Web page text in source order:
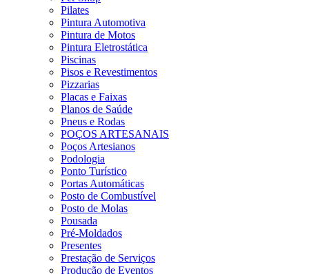
Pilates
Pintura Automotiva
Pintura de Motos
Pintura Eletrostática
Piscinas
Pisos e Revestimentos
Pizzarias
Placas e Faixas
Planos de Saúde
Pneus e Rodas
POÇOS ARTESANAIS
Poços Artesianos
Podologia
Ponto Turístico
Portas Automáticas
Posto de Combustível
Posto de Molas
Pousada
Pré-Moldados
Presentes
Prestação de Serviços
Produção de Eventos